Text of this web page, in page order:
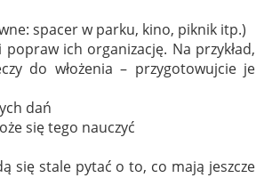
spacer w parku, kino, piknik itp.)
ich organizację. Na przykład,
do włożenia – przygotowujcie je
dań
się tego nauczyć
się stale pytać o to, co mają jeszcze